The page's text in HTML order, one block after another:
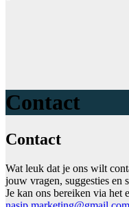
Contact
Contact
Wat leuk dat je ons wilt
jouw vragen, suggesties en
Je kan ons bereiken via het